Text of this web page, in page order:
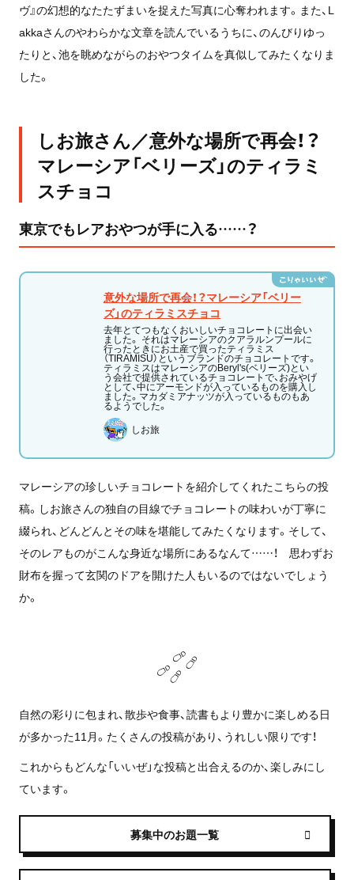
ヴ』の幻想的なたたずまいを捉えた写真に心奪われます。また、L
akkaさんのやわらかな文章を読んでいるうちに、のんびりゆっ
たりと、池を眺めながらのおやつタイムを真似してみたくなりま
した。
しお旅さん／意外な場所で再会！？
マレーシア「ベリーズ」のティラミ
スチョコ
東京でもレアおやつが手に入る……？
意外な場所で再会！？マレーシア「ベリー
ズ」のティラミスチョコ
去年とてつもなくおいしいチョコレートに出会い
ました。 それはマレーシアのクアラルンプールに
行ったときにお土産で買ったティラミス
（TIRAMISU）というブランドのチョコレートです。
ティラミスはマレーシアのBeryl's(ベリーズ)とい
う会社で提供されているチョコレートで、おみやげ
として、中にアーモンドが入っているものを購入し
ました。マカダミアナッツが入っているものもあ
るようでした。
しお旅
マレーシアの珍しいチョコレートを紹介してくれたこちらの投
稿。しお旅さんの独自の目線でチョコレートの味わいが丁寧に
綴られ、どんどんとその味を堪能してみたくなります。そして、
そのレアものがこんな身近な場所にあるなんて……！ 思わずお
財布を握って玄関のドアを開けた人もいるのではないでしょう
か。
自然の彩りに包まれ、散歩や食事、読書もより豊かに楽しめる日
が多かった11月。たくさんの投稿があり、うれしい限りです！
これからもどんな「いいぜ」な投稿と出合えるのか、楽しみにし
ています。
募集中のお題一覧